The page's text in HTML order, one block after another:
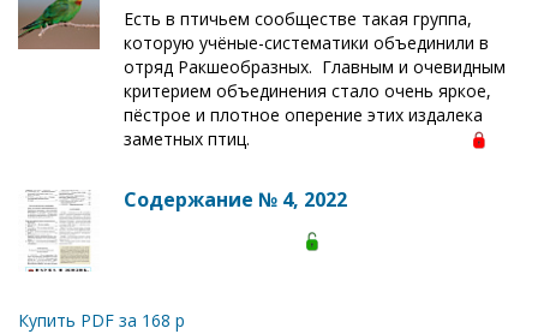
Есть в птичьем сообществе такая группа,
которую учёные-систематики объединили в
отряд Ракшеобразных. Главным и очевидным
критерием объединения стало очень яркое,
пёстрое и плотное оперение этих издалека
заметных птиц.
Содержание № 4, 2022
Купить PDF за 168 р